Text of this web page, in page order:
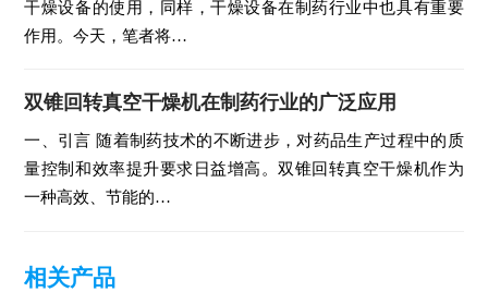
干燥设备的使用，同样，干燥设备在制药行业中也具有重要
作用。今天，笔者将…
双锥回转真空干燥机在制药行业的广泛应用
一、引言 随着制药技术的不断进步，对药品生产过程中的质
量控制和效率提升要求日益增高。双锥回转真空干燥机作为
一种高效、节能的…
相关产品